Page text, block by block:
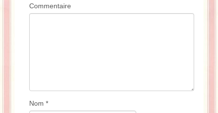
Commentaire
Nom *